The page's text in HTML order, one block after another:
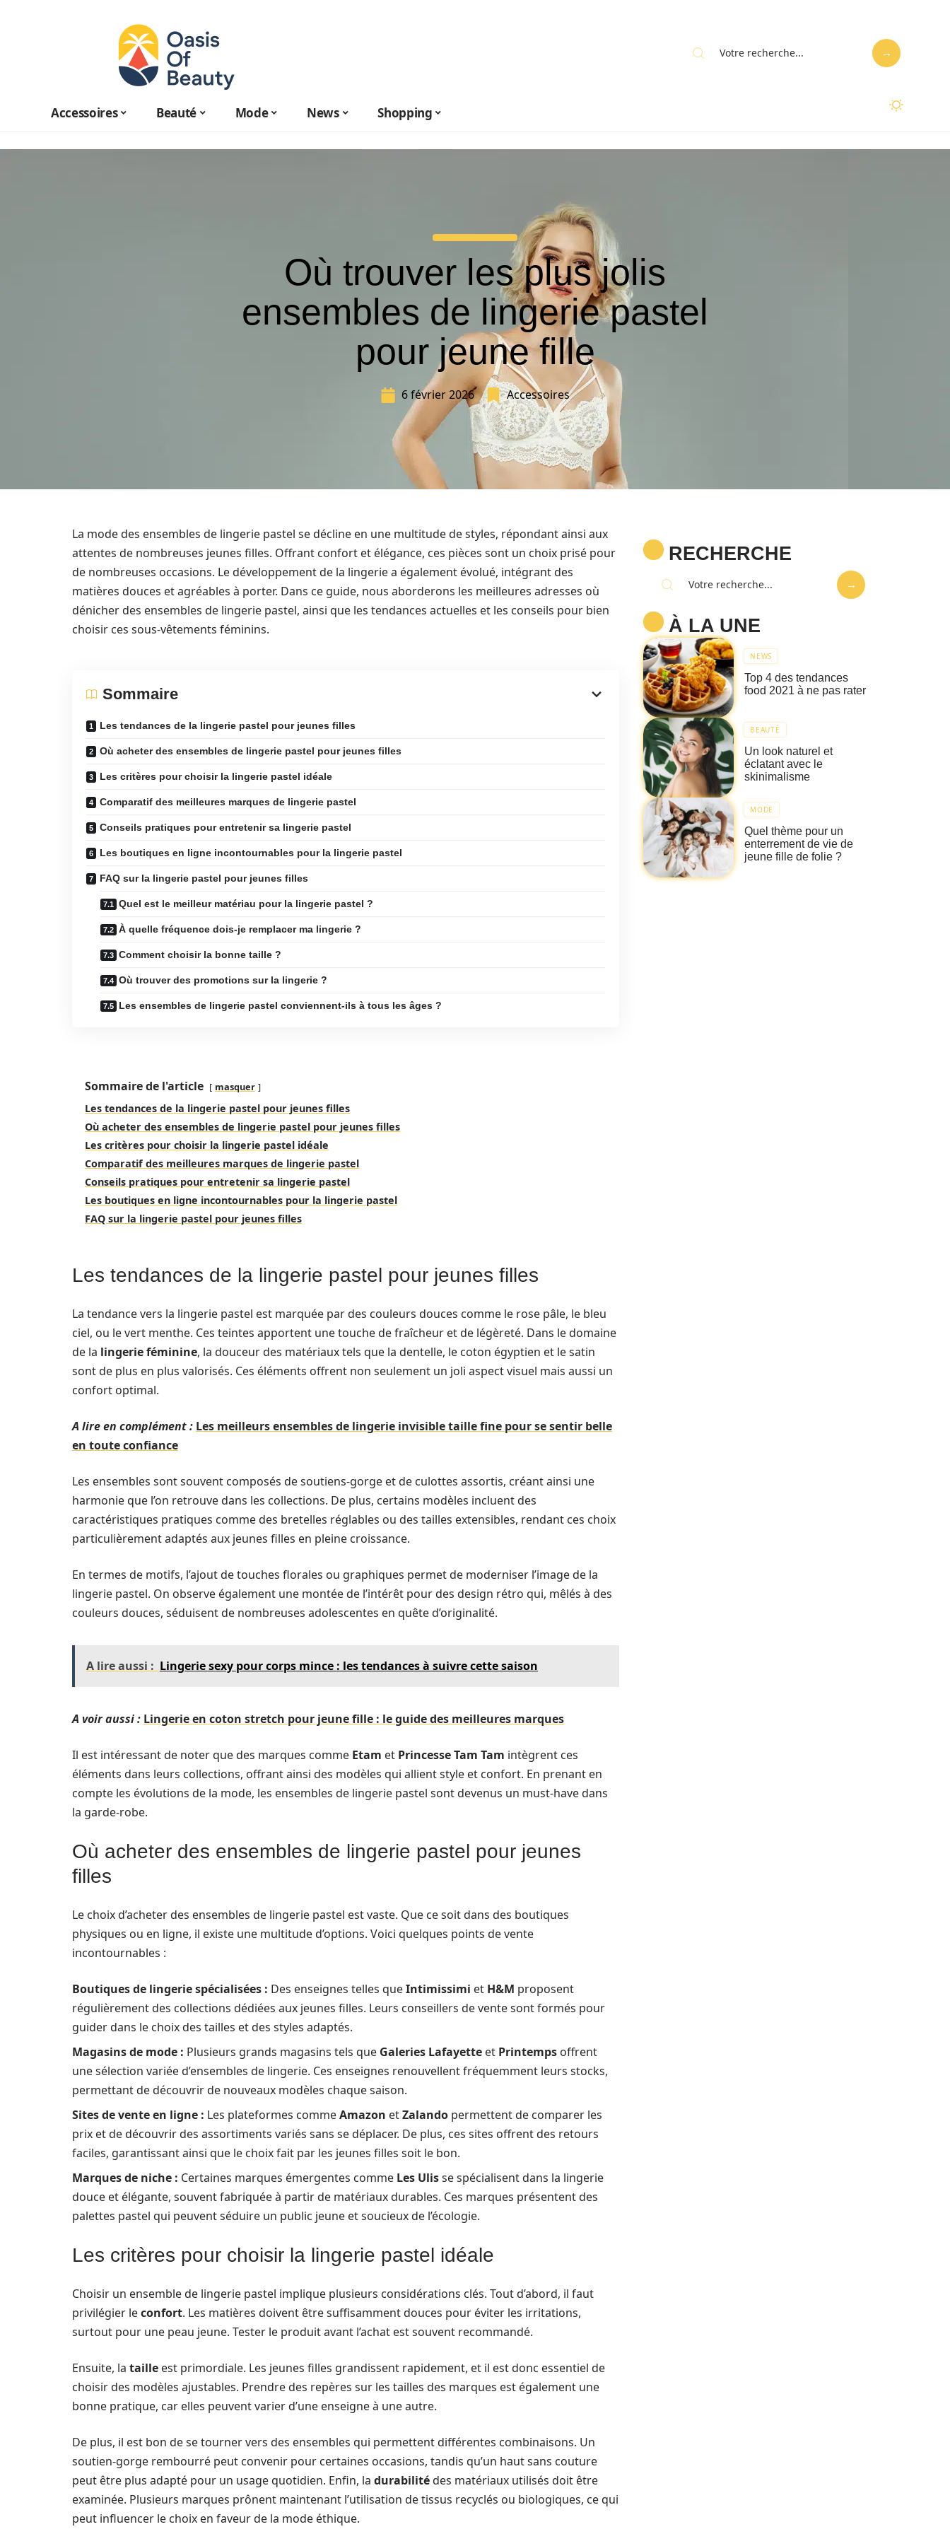
Accessoires Beauté Mode News Shopping
Où trouver les plus jolis
ensembles de lingerie pastel
pour jeune fille
6 février 2026 Accessoires
La mode des ensembles de lingerie pastel se décline en une multitude de styles, répondant ainsi aux
attentes de nombreuses jeunes filles. Offrant confort et élégance, ces pièces sont un choix prisé pour
de nombreuses occasions. Le développement de la lingerie a également évolué, intégrant des
matières douces et agréables à porter. Dans ce guide, nous aborderons les meilleures adresses où
dénicher des ensembles de lingerie pastel, ainsi que les tendances actuelles et les conseils pour bien
choisir ces sous-vêtements féminins.
Sommaire
Les tendances de la lingerie pastel pour jeunes filles
Où acheter des ensembles de lingerie pastel pour jeunes filles
Les critères pour choisir la lingerie pastel idéale
Comparatif des meilleures marques de lingerie pastel
Conseils pratiques pour entretenir sa lingerie pastel
Les boutiques en ligne incontournables pour la lingerie pastel
FAQ sur la lingerie pastel pour jeunes filles
Quel est le meilleur matériau pour la lingerie pastel ?
À quelle fréquence dois-je remplacer ma lingerie ?
Comment choisir la bonne taille ?
Où trouver des promotions sur la lingerie ?
Les ensembles de lingerie pastel conviennent-ils à tous les âges ?
Sommaire de l'article masquer
Les tendances de la lingerie pastel pour jeunes filles
Où acheter des ensembles de lingerie pastel pour jeunes filles
Les critères pour choisir la lingerie pastel idéale
Comparatif des meilleures marques de lingerie pastel
Conseils pratiques pour entretenir sa lingerie pastel
Les boutiques en ligne incontournables pour la lingerie pastel
FAQ sur la lingerie pastel pour jeunes filles
Les tendances de la lingerie pastel pour jeunes filles
La tendance vers la lingerie pastel est marquée par des couleurs douces comme le rose pâle, le bleu
ciel, ou le vert menthe. Ces teintes apportent une touche de fraîcheur et de légèreté. Dans le domaine
de la lingerie féminine, la douceur des matériaux tels que la dentelle, le coton égyptien et le satin
sont de plus en plus valorisés. Ces éléments offrent non seulement un joli aspect visuel mais aussi un
confort optimal.
A lire en complément : Les meilleurs ensembles de lingerie invisible taille fine pour se sentir belle
en toute confiance
Les ensembles sont souvent composés de soutiens-gorge et de culottes assortis, créant ainsi une
harmonie que l’on retrouve dans les collections. De plus, certains modèles incluent des
caractéristiques pratiques comme des bretelles réglables ou des tailles extensibles, rendant ces choix
particulièrement adaptés aux jeunes filles en pleine croissance.
En termes de motifs, l’ajout de touches florales ou graphiques permet de moderniser l’image de la
lingerie pastel. On observe également une montée de l’intérêt pour des design rétro qui, mêlés à des
couleurs douces, séduisent de nombreuses adolescentes en quête d’originalité.
A lire aussi : Lingerie sexy pour corps mince : les tendances à suivre cette saison
A voir aussi : Lingerie en coton stretch pour jeune fille : le guide des meilleures marques
Il est intéressant de noter que des marques comme Etam et Princesse Tam Tam intègrent ces
éléments dans leurs collections, offrant ainsi des modèles qui allient style et confort. En prenant en
compte les évolutions de la mode, les ensembles de lingerie pastel sont devenus un must-have dans
la garde-robe.
Où acheter des ensembles de lingerie pastel pour jeunes
filles
Le choix d’acheter des ensembles de lingerie pastel est vaste. Que ce soit dans des boutiques
physiques ou en ligne, il existe une multitude d’options. Voici quelques points de vente
incontournables :
Boutiques de lingerie spécialisées : Des enseignes telles queIntimissimi et H&M proposent
régulièrement des collections dédiées aux jeunes filles. Leurs conseillers de vente sont formés pour
guider dans le choix des tailles et des styles adaptés.
Magasins de mode : Plusieurs grands magasins tels que Galeries Lafayette et Printemps offrent
une sélection variée d’ensembles de lingerie. Ces enseignes renouvellent fréquemment leurs stocks,
permettant de découvrir de nouveaux modèles chaque saison.
Sites de vente en ligne : Les plateformes commeAmazon etZalando permettent de comparer les
prix et de découvrir des assortiments variés sans se déplacer. De plus, ces sites offrent des retours
faciles, garantissant ainsi que le choix fait par les jeunes filles soit le bon.
Marques de niche : Certaines marques émergentes comme Les Ulisse spécialisent dans la lingerie
douce et élégante, souvent fabriquée à partir de matériaux durables. Ces marques présentent des
palettes pastel qui peuvent séduire un public jeune et soucieux de l’écologie.
Les critères pour choisir la lingerie pastel idéale
Choisir un ensemble de lingerie pastel implique plusieurs considérations clés. Tout d’abord, il faut
privilégier leconfort. Les matières doivent être suffisamment douces pour éviter les irritations,
surtout pour une peau jeune. Tester le produit avant l’achat est souvent recommandé.
Ensuite, la taille est primordiale. Les jeunes filles grandissent rapidement, et il est donc essentiel de
choisir des modèles ajustables. Prendre des repères sur les tailles des marques est également une
bonne pratique, car elles peuvent varier d’une enseigne à une autre.
De plus, il est bon de se tourner vers des ensembles qui permettent différentes combinaisons. Un
soutien-gorge rembourré peut convenir pour certaines occasions, tandis qu’un haut sans couture
peut être plus adapté pour un usage quotidien. Enfin, la durabilitédes matériaux utilisés doit être
examinée. Plusieurs marques prônent maintenant l’utilisation de tissus recyclés ou biologiques, ce qui
peut influencer le choix en faveur de la mode éthique.
RECHERCHE
À LA UNE
NEWS
Top 4 des tendances
food 2021 à ne pas rater
BEAUTÉ
Un look naturel et
éclatant avec le
skinimalisme
MODE
Quel thème pour un
enterrement de vie de
jeune fille de folie ?